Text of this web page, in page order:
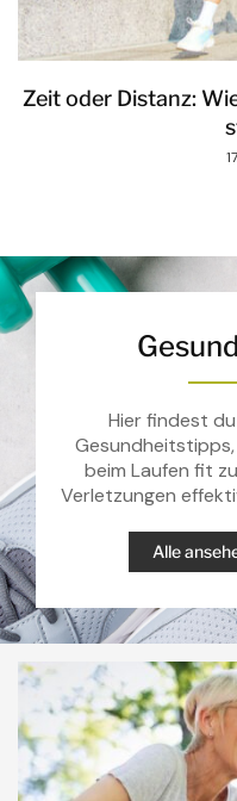
Zeit oder Distanz:
Hier findest
beim Laufen fit
Verletzungen
Alle